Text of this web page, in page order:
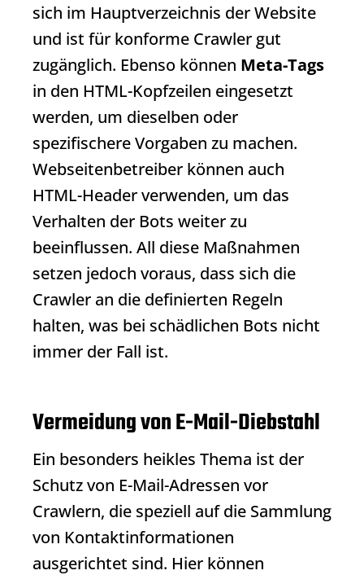
sich im Hauptverzeichnis der Website
und ist für konforme Crawler gut
zugänglich. Ebenso können Meta-Tags
in den HTML-Kopfzeilen eingesetzt
werden, um dieselben oder
spezifischere Vorgaben zu machen.
Webseitenbetreiber können auch
HTML-Header verwenden, um das
Verhalten der Bots weiter zu
beeinflussen. All diese Maßnahmen
setzen jedoch voraus, dass sich die
Crawler an die definierten Regeln
halten, was bei schädlichen Bots nicht
immer der Fall ist.
Vermeidung von E-Mail-Diebstahl
Ein besonders heikles Thema ist der
Schutz von E-Mail-Adressen vor
Crawlern, die speziell auf die Sammlung
von Kontaktinformationen
ausgerichtet sind. Hier können